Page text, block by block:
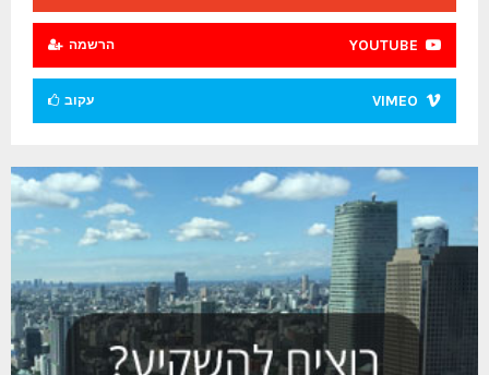
YOUTUBE הרשמה
VIMEO עקוב